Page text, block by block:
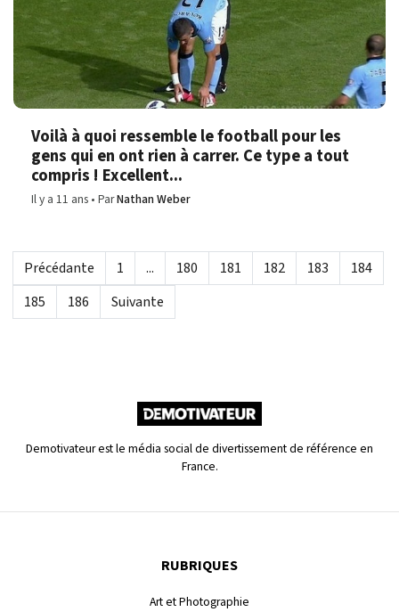
Voilà à quoi ressemble le football pour les
gens qui en ont rien à carrer. Ce type a tout
compris ! Excellent...
Il y a 11 ans ParNathan Weber
Précédante 1 ... 180 181 182 183
184
185
186 Suivante
Demotivateur est le média social de divertissement de référence en
France.
RUBRIQUES
Art et Photographie